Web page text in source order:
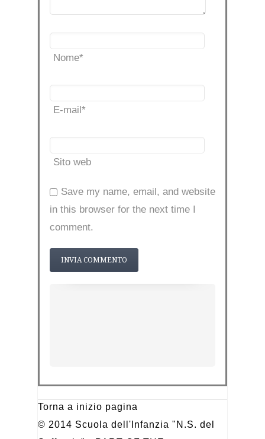
Nome*
E-mail*
Sito web
Save my name, email, and website
in this browser for the next time I
comment.
Torna a inizio pagina
© 2014 Scuola dell'Infanzia "N.S. del